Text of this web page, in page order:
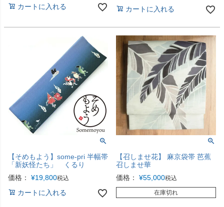
カートに入れる
カートに入れる
【そめもよう】some-pri 半幅帯
「新妖怪たち」 くるり
価格：
¥19,800税込
カートに入れる
【召しませ花】 麻京袋帯 芭蕉
召しませ華
価格：
¥55,000税込
在庫切れ